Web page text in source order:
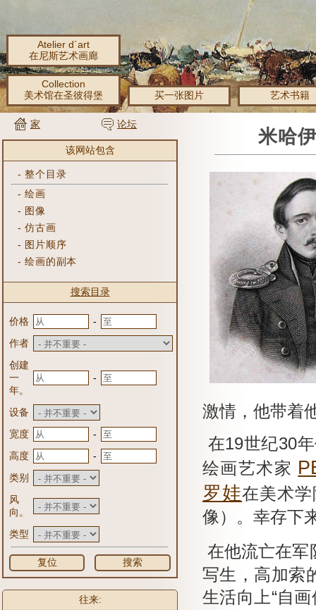
Atelier d´art
在尼斯艺术画廊
Collection
美术馆在圣彼得堡
买一张图片 艺术书籍
家 论坛
该网站包含
-整个目录
-绘画
- 图像
-仿古画
- 图片顺序
-绘画的副本
搜索目录
价格
-
作者
创建
一
年。
-
设备
宽度
-
高度
-
类别
风
向。
类型
复位 搜索
往来:
米哈
激情，他带着
在19世纪30
绘画艺术家
罗娃在美术
像）。 幸存下
在他流亡在军
写生，高加索
生活向上“自